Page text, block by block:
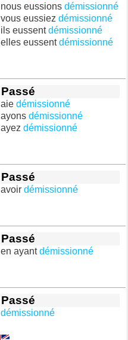
nous eussions démissionné
vous eussiez démissionné
ils eussentdémissionné
elles eussentdémissionné
Passé
aie démissionné
ayons démissionné
ayez démissionné
Passé
avoir démissionné
Passé
en ayantdémissionné
Passé
démissionné